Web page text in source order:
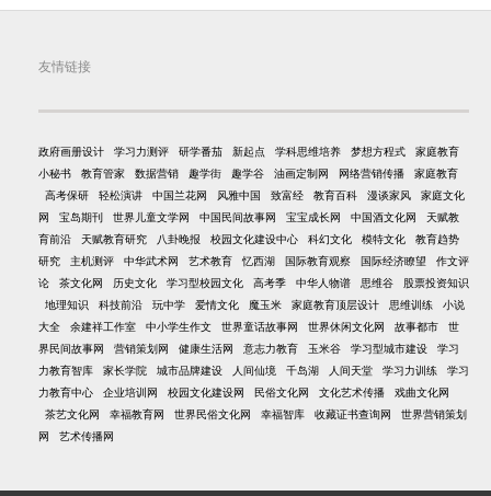
友情链接
政府画册设计 学习力测评 研学番茄 新起点 学科思维培养 梦想方程式
家庭教育
小秘书
教育管家 数据营销 趣学街 趣学谷 油画定制网 网络营销传播
家庭教育
高考保研
轻松演讲 中国兰花网 风雅中国 致富经 教育百科 漫谈家风
家庭文化
网
宝岛期刊 世界儿童文学网 中国民间故事网 宝宝成长网 中国酒文化网
天赋教
育前沿
天赋教育研究 八卦晚报 校园文化建设中心 科幻文化 模特文化
教育趋势
研究
主机测评 中华武术网 艺术教育 忆西湖 国际教育观察 国际经济瞭望
作文评
论
茶文化网 历史文化 学习型校园文化 高考季 中华人物谱 思维谷
股票投资知识
地理知识
科技前沿 玩中学 爱情文化 魔玉米 家庭教育顶层设计 思维训练
小说
大全
余建祥工作室 中小学生作文 世界童话故事网 世界休闲文化网 故事都市
世
界民间故事网
营销策划网 健康生活网 意志力教育 玉米谷 学习型城市建设
学习
力教育智库
家长学院 城市品牌建设 人间仙境 千岛湖 人间天堂 学习力训练
学习
力教育中心
企业培训网 校园文化建设网 民俗文化网 文化艺术传播
戏曲文化网
茶艺文化网
幸福教育网 世界民俗文化网 幸福智库 收藏证书查询网
世界营销策划
网
艺术传播网